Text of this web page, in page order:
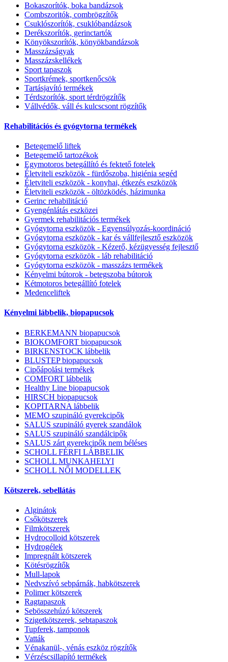
Bokaszorítók, boka bandázsok
Combszoritók, combrögzítők
Csuklószorítók, csuklóbandázsok
Derékszorítók, gerinctartók
Könyökszorítók, könyökbandázsok
Masszázságyak
Masszázskellékek
Sport tapaszok
Sportkrémek, sportkenőcsök
Tartásjavító termékek
Térdszorítók, sport térdrögzítők
Vállvédők, váll és kulcscsont rögzítők
Rehabilitációs és gyógytorna termékek
Betegemelő liftek
Betegemelő tartozékok
Egymotoros betegállító és fektető fotelek
Életviteli eszközök - fürdőszoba, higiénia segéd
Életviteli eszközök - konyhai, étkezés eszközök
Életviteli eszközök - öltözködés, házimunka
Gerinc rehabilitáció
Gyengénlátás eszközei
Gyermek rehabilitációs termékek
Gyógytorna eszközök - Egyensúlyozás-koordináció
Gyógytorna eszközök - kar és vállfejlesztő eszközök
Gyógytorna eszközök - Kézerő, kézügyesség fejlesztő
Gyógytorna eszközök - láb rehabilitáció
Gyógytorna eszközök - masszázs termékek
Kényelmi bútorok - betegszoba bútorok
Kétmotoros betegállító fotelek
Medenceliftek
Kényelmi lábbelik, biopapucsok
BERKEMANN biopapucsok
BIOKOMFORT biopapucsok
BIRKENSTOCK lábbelik
BLUSTEP biopapucsok
Cipőápolási termékek
COMFORT lábbelik
Healthy Line biopapucsok
HIRSCH biopapucsok
KOPITARNA lábbelik
MEMO szupináló gyerekcipők
SALUS szupináló gyerek szandálok
SALUS szupináló szandálcipők
SALUS zárt gyerekcipők nem béléses
SCHOLL FÉRFI LÁBBELIK
SCHOLL MUNKAHELYI
SCHOLL NŐI MODELLEK
Kötszerek, sebellátás
Alginátok
Csőkötszerek
Filmkötszerek
Hydrocolloid kötszerek
Hydrogélek
Impregnált kötszerek
Kötésrögzítők
Mull-lapok
Nedvszívó sebpárnák, habkötszerek
Polimer kötszerek
Ragtapaszok
Sebösszehúzó kötszerek
Szigetkötszerek, sebtapaszok
Tupferek, tamponok
Vatták
Vénakanül-, vénás eszköz rögzítők
Vérzéscsillapító termékek